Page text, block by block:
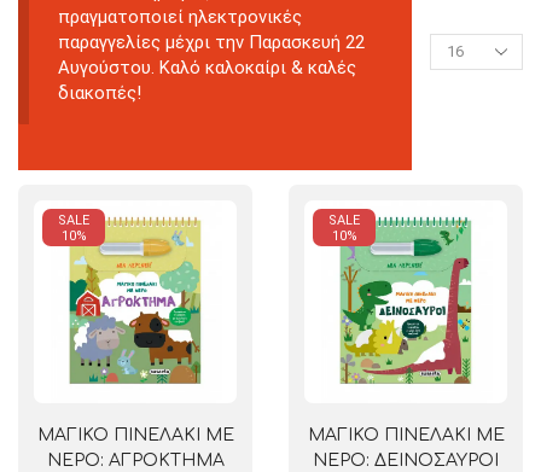
πραγματοποιεί ηλεκτρονικές
παραγγελίες μέχρι την Παρασκευή 22
Αυγούστου. Καλό καλοκαίρι & καλές
διακοπές!
SALE
10%
ΜΑΓΙΚΟ ΠΙΝΕΛΑΚΙ ΜΕ
ΝΕΡΟ: ΑΓΡΟΚΤΗΜΑ
SALE
10%
ΜΑΓΙΚΟ ΠΙΝΕΛΑΚΙ ΜΕ
ΝΕΡΟ: ΔΕΙΝΟΣΑΥΡΟΙ